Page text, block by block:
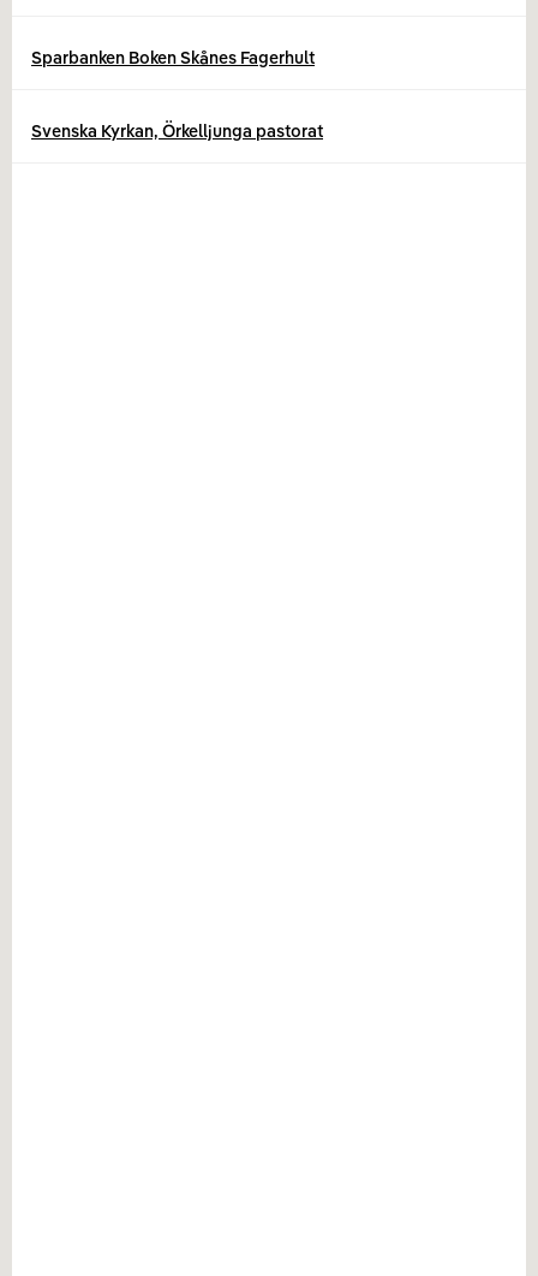
Sparbanken Boken Skånes Fagerhult
Svenska Kyrkan, Örkelljunga pastorat